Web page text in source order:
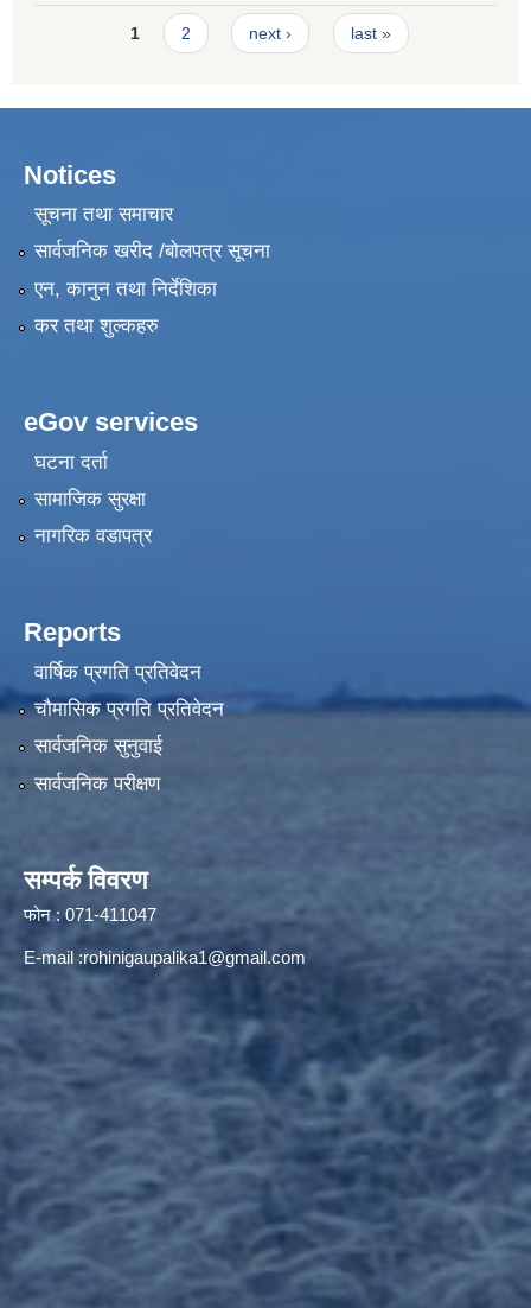
Pages1 2 next › last »
Notices
सूचना तथा समाचार
सार्वजनिक खरीद /बोलपत्र सूचना
एन, कानुन तथा निर्देशिका
कर तथा शुल्कहरु
eGov services
घटना दर्ता
सामाजिक सुरक्षा
नागरिक वडापत्र
Reports
वार्षिक प्रगति प्रतिवेदन
चौमासिक प्रगति प्रतिवेदन
सार्वजनिक सुनुवाई
सार्वजनिक परीक्षण
सम्पर्क विवरण
फोन : 071-411047
E-mail :rohinigaupalika1@gmail.com